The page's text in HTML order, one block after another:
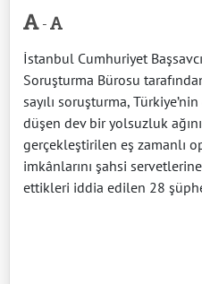
-
İstanbul Cumhuriyet
Soruşturma Bürosu
sayılı soruşturma,
düşen dev bir yolsuzluk
gerçekleştirilen eş zamanlı
imkânlarını şahsi
ettikleri iddia edilen 28